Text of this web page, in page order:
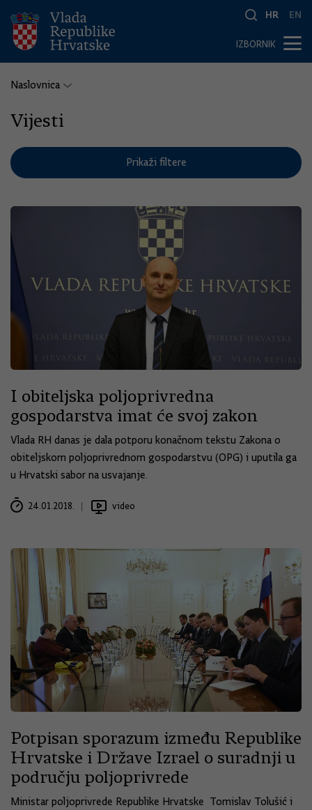
HR EN
IZBORNIK
Naslovnica
Vijesti
Prikaži filtere
I obiteljska poljoprivredna
gospodarstva imat će svoj zakon
Vlada RH danas je dala potporu konačnom tekstu Zakona o
obiteljskom poljoprivrednom gospodarstvu (OPG) i uputila ga
u Hrvatski sabor na usvajanje.
24.01.2018. video
Potpisan sporazum između Republike
Hrvatske i Države Izrael o suradnji u
području poljoprivrede
Ministar poljoprivrede Republike Hrvatske Tomislav Tolušić i